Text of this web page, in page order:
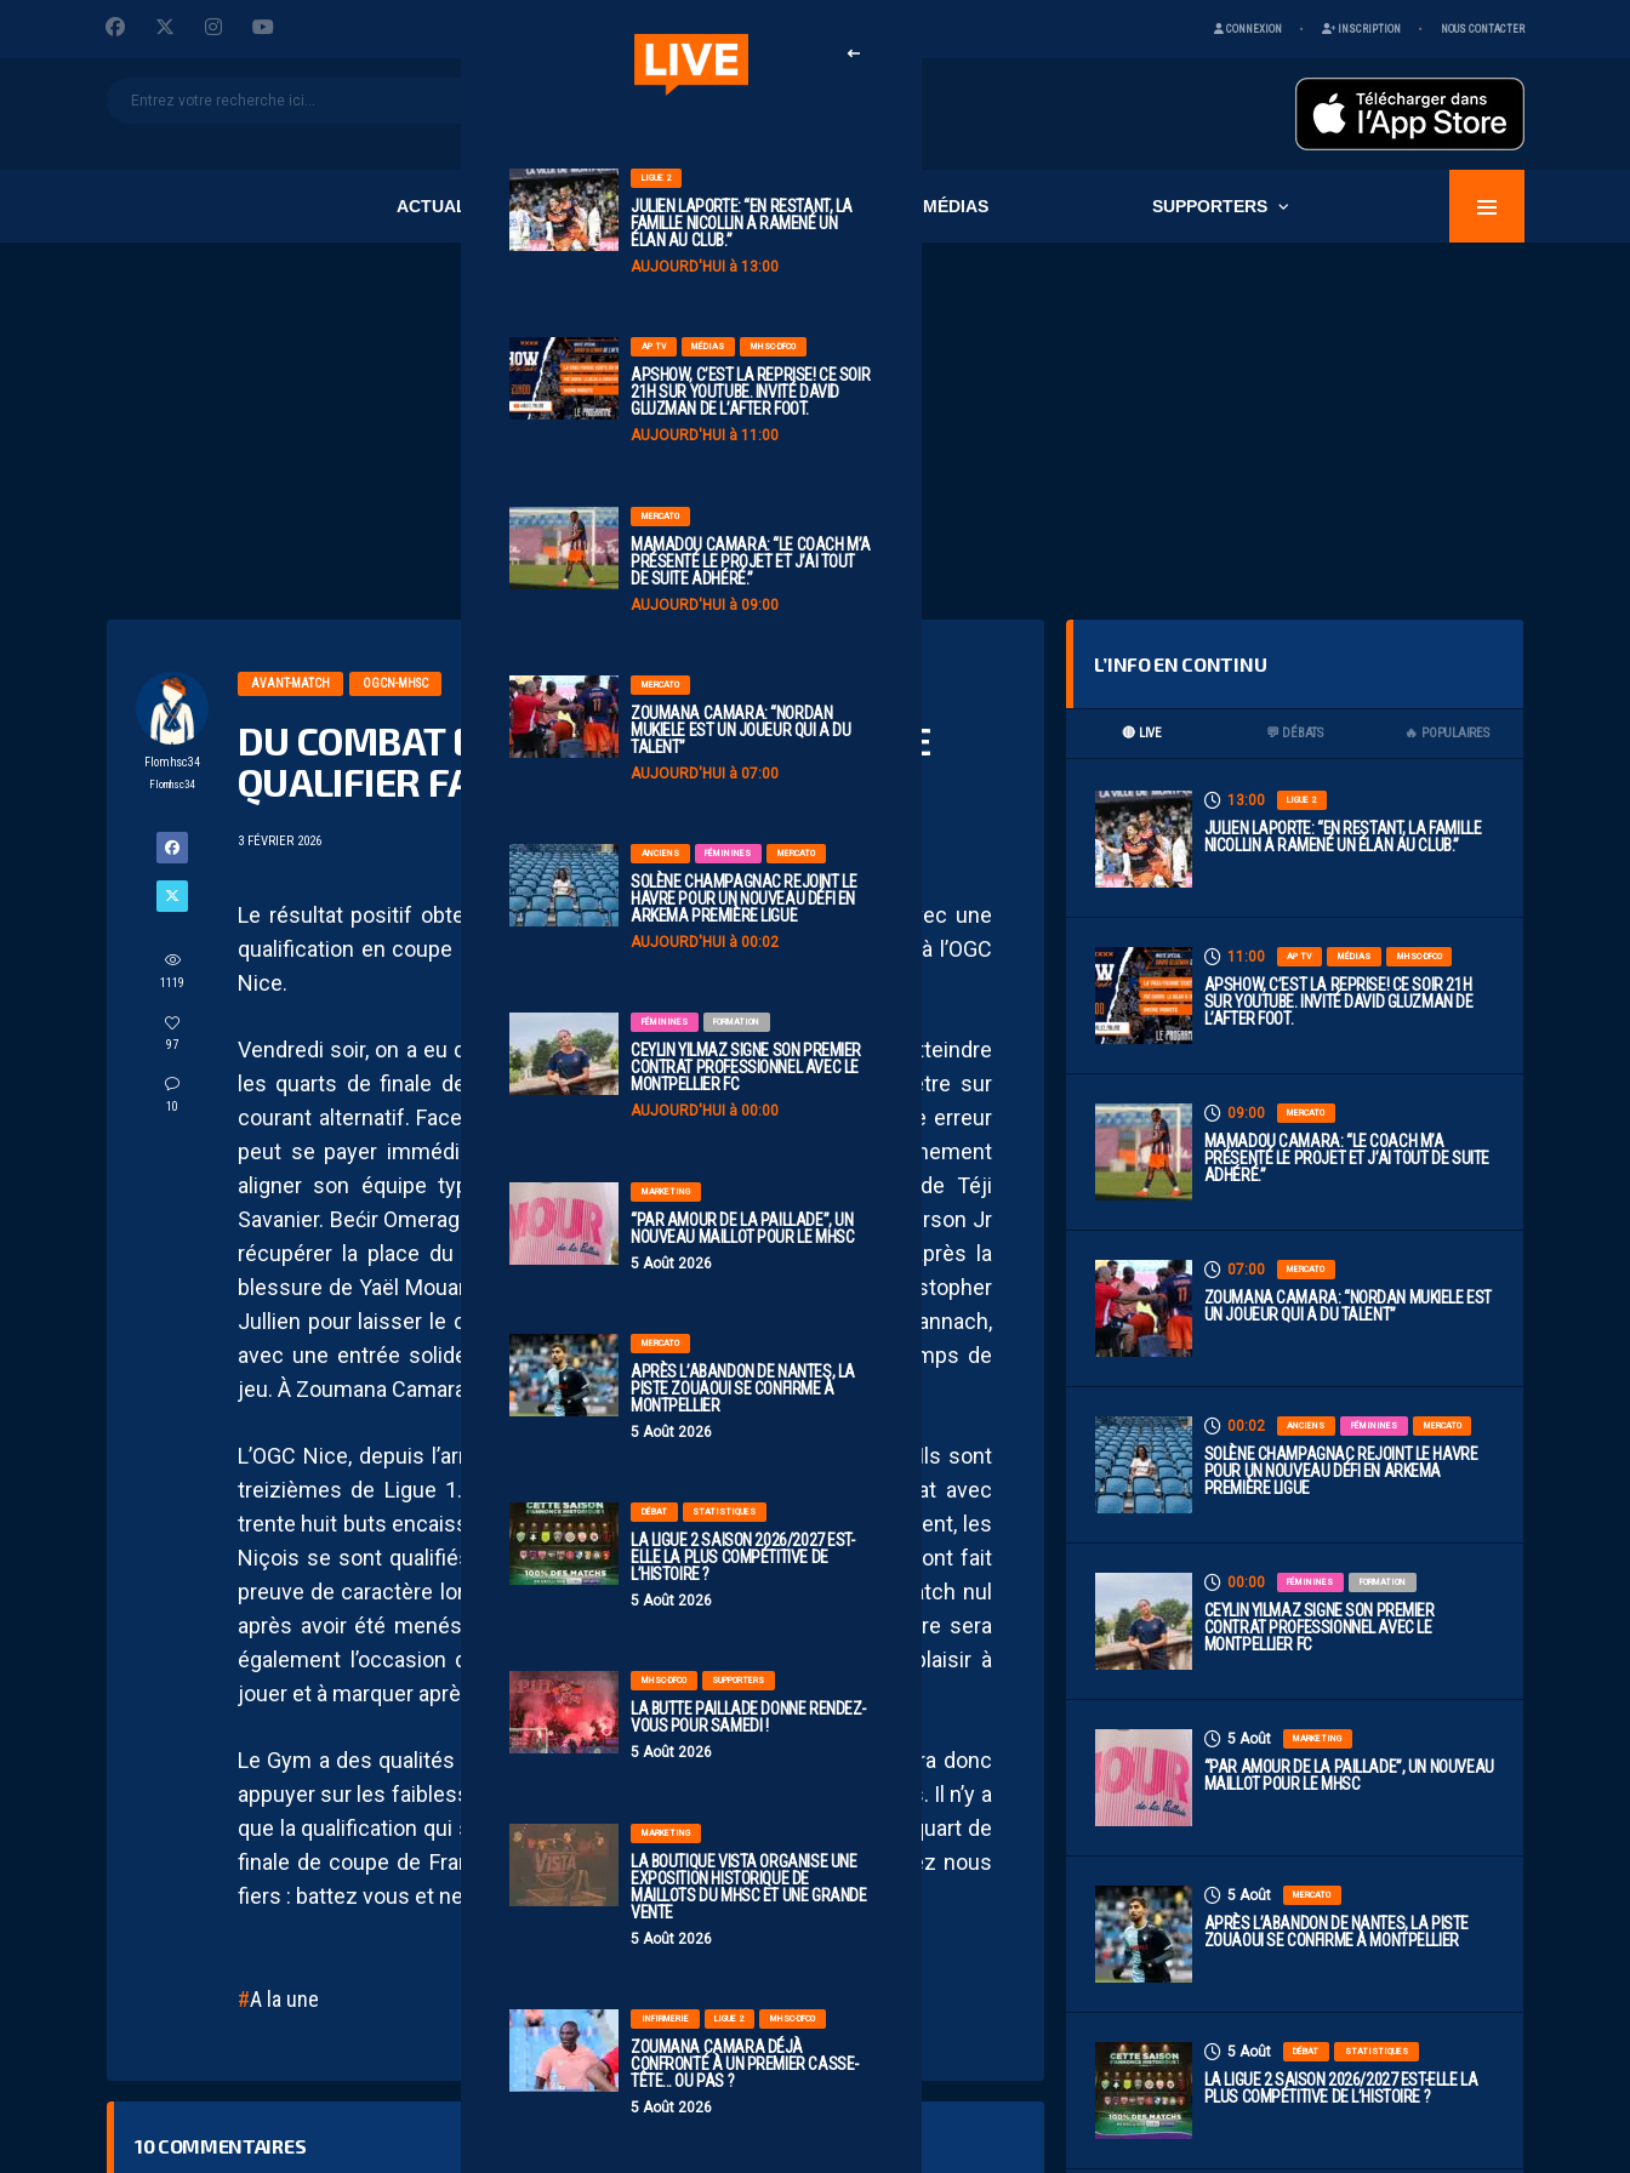
CONNEXION INSCRIPTION NOUS CONTACTER
ACTUALITÉS CLUB MÉDIAS SUPPORTERS
LIGUE 2
JULIEN LAPORTE: “EN RESTANT, LA
FAMILLE NICOLLIN A RAMENÉ UN
ÉLAN AU CLUB.”
AUJOURD'HUI à 13:00
AP TV MÉDIAS MHSC-DFCO
APSHOW, C’EST LA REPRISE! CE SOIR
21H SUR YOUTUBE. INVITÉ DAVID
GLUZMAN DE L’AFTER FOOT.
AUJOURD'HUI à 11:00
MERCATO
MAMADOU CAMARA: “LE COACH M’A
PRÉSENTÉ LE PROJET ET J’AI TOUT
DE SUITE ADHÉRÉ.”
AUJOURD'HUI à 09:00
MERCATO
ZOUMANA CAMARA: “NORDAN
MUKIELE EST UN JOUEUR QUI A DU
TALENT”
AUJOURD'HUI à 07:00
ANCIENS FÉMININES MERCATO
SOLÈNE CHAMPAGNAC REJOINT LE
HAVRE POUR UN NOUVEAU DÉFI EN
ARKEMA PREMIÈRE LIGUE
AUJOURD'HUI à 00:02
FÉMININES FORMATION
CEYLIN YILMAZ SIGNE SON PREMIER
CONTRAT PROFESSIONNEL AVEC LE
MONTPELLIER FC
AUJOURD'HUI à 00:00
MARKETING
“PAR AMOUR DE LA PAILLADE”, UN
NOUVEAU MAILLOT POUR LE MHSC
5 Août 2026
MERCATO
APRÈS L’ABANDON DE NANTES, LA
PISTE ZOUAOUI SE CONFIRME À
MONTPELLIER
5 Août 2026
DÉBAT STATISTIQUES
LA LIGUE 2 SAISON 2026/2027 EST-
ELLE LA PLUS COMPÉTITIVE DE
L’HISTOIRE ?
5 Août 2026
MHSC-DFCO SUPPORTERS
LA BUTTE PAILLADE DONNE RENDEZ-
VOUS POUR SAMEDI !
5 Août 2026
MARKETING
LA BOUTIQUE VISTA ORGANISE UNE
EXPOSITION HISTORIQUE DE
MAILLOTS DU MHSC ET UNE GRANDE
VENTE
5 Août 2026
INFIRMERIE LIGUE 2 MHSC-DFCO
ZOUMANA CAMARA DÉJÀ
CONFRONTÉ À UN PREMIER CASSE-
TÊTE… OU PAS ?
5 Août 2026
Flomhsc34
Flomhsc34
1119
97
10
AVANT-MATCH OGCN-MHSC
DU COMBAT ET DE L’EFFICACITÉ POUR SE
QUALIFIER FACE À NICE
3 FÉVRIER 2026
Le résultat positif obtenu face à Guingamp peut déjà être embelli avec une
qualification en coupe de France. Cela passe par un match plein face à l’OGC
Nice.
Vendredi soir, on a eu droit à un Montpellier à réaction. Pour espérer atteindre
les quarts de finale de coupe, les Montpelliérains ne pourront pas être sur
courant alternatif. Face à un adversaire supérieur sur le papier, chaque erreur
peut se payer immédiatement. Zoumana Camara devrait très certainement
aligner son équipe type, sans Yaël Mouanga mais avec le retour de Téji
Savanier. Bećir Omeragić devrait descendre en défense centrale et Everson Jr
récupérer la place du joueur de la Nati comme cela a été le cas après la
blessure de Yaël Mouanga. Il y a aussi la possibilité de faire jouer Christopher
Jullien pour laisser le capitaine pailladin dans l’entre-jeu. Naoufel El-Hannach,
avec une entrée solide, pourrait également espérer davantage de temps de
jeu. À Zoumana Camara de trancher.
L’OGC Nice, depuis l’arrivée de Claude Puel, a retrouvé des couleurs. Ils sont
treizièmes de Ligue 1. C’est l’avant dernière défense du championnat avec
trente huit buts encaissés. Il n’y a que Metz qui fait pire. Au tour précédent, les
Niçois se sont qualifiés aux tirs au but face à Nantes. Les Azuréens ont fait
preuve de caractère lors de leur dernière rencontre en arrachant le match nul
après avoir été menés deux buts à zéro face à Brest. Cette rencontre sera
également l’occasion de retrouver Elye Wahi qui lui aussi retrouve plaisir à
jouer et à marquer après un passage compliqué à Francfort.
Le Gym a des qualités offensives et du caractère à faire valoir. Il faudra donc
appuyer sur les faiblesses défensives pour leur faire baisser les armes. Il n’y a
que la qualification qui sera belle et qui pourrait nous faire espérer un quart de
finale de coupe de France à la Mosson. Soyez des hommes et rendez nous
fiers : battez vous et ne renoncez pas, le résultat sera là.
A la une
10COMMENTAIRES
L’INFO EN CONTINU
🔴 LIVE 💬 DÉBATS 🔥 POPULAIRES
13:00 LIGUE 2
JULIEN LAPORTE: “EN RESTANT, LA FAMILLE
NICOLLIN A RAMENÉ UN ÉLAN AU CLUB.”
11:00 AP TV MÉDIAS MHSC-DFCO
APSHOW, C’EST LA REPRISE! CE SOIR 21H
SUR YOUTUBE. INVITÉ DAVID GLUZMAN DE
L’AFTER FOOT.
09:00 MERCATO
MAMADOU CAMARA: “LE COACH M’A
PRÉSENTÉ LE PROJET ET J’AI TOUT DE SUITE
ADHÉRÉ.”
07:00 MERCATO
ZOUMANA CAMARA: “NORDAN MUKIELE EST
UN JOUEUR QUI A DU TALENT”
00:02 ANCIENS FÉMININES MERCATO
SOLÈNE CHAMPAGNAC REJOINT LE HAVRE
POUR UN NOUVEAU DÉFI EN ARKEMA
PREMIÈRE LIGUE
00:00 FÉMININES FORMATION
CEYLIN YILMAZ SIGNE SON PREMIER
CONTRAT PROFESSIONNEL AVEC LE
MONTPELLIER FC
5 Août MARKETING
“PAR AMOUR DE LA PAILLADE”, UN NOUVEAU
MAILLOT POUR LE MHSC
5 Août MERCATO
APRÈS L’ABANDON DE NANTES, LA PISTE
ZOUAOUI SE CONFIRME À MONTPELLIER
5 Août DÉBAT STATISTIQUES
LA LIGUE 2 SAISON 2026/2027 EST-ELLE LA
PLUS COMPÉTITIVE DE L’HISTOIRE ?